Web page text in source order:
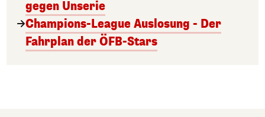
gegen Unserie
Champions-League Auslosung - Der
Fahrplan der ÖFB-Stars